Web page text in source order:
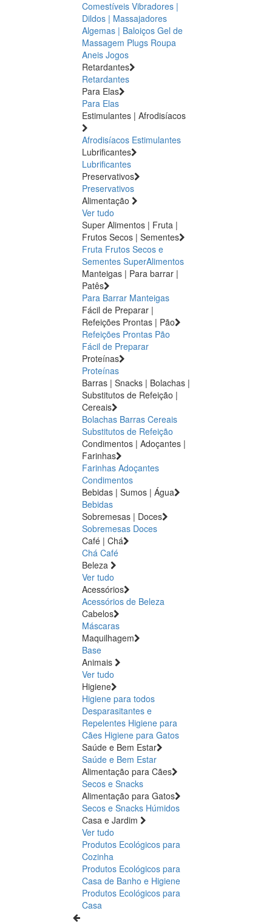
Comestíveis Vibradores |
Dildos | Massajadores
Algemas | Baloiços Gel de
Massagem Plugs Roupa
Aneis Jogos
Retardantes
Retardantes
Para Elas
Para Elas
Estimulantes | Afrodisíacos
Afrodisíacos Estimulantes
Lubrificantes
Lubrificantes
Preservativos
Preservativos
Alimentação
Ver tudo
Super Alimentos | Fruta |
Frutos Secos | Sementes
Fruta Frutos Secos e
Sementes SuperAlimentos
Manteigas | Para barrar |
Patês
Para Barrar Manteigas
Fácil de Preparar |
Refeições Prontas | Pão
Refeições Prontas Pão
Fácil de Preparar
Proteínas
Proteínas
Barras | Snacks | Bolachas |
Substitutos de Refeição |
Cereais
Bolachas Barras Cereais
Substitutos de Refeição
Condimentos | Adoçantes |
Farinhas
Farinhas Adoçantes
Condimentos
Bebidas | Sumos | Água
Bebidas
Sobremesas | Doces
Sobremesas Doces
Café | Chá
Chá Café
Beleza
Ver tudo
Acessórios
Acessórios de Beleza
Cabelos
Máscaras
Maquilhagem
Base
Animais
Ver tudo
Higiene
Higiene para todos
Desparasitantes e
Repelentes Higiene para
Cães Higiene para Gatos
Saúde e Bem Estar
Saúde e Bem Estar
Alimentação para Cães
Secos e Snacks
Alimentação para Gatos
Secos e Snacks Húmidos
Casa e Jardim
Ver tudo
Produtos Ecológicos para
Cozinha
Produtos Ecológicos para
Casa de Banho e Higiene
Produtos Ecológicos para
Casa